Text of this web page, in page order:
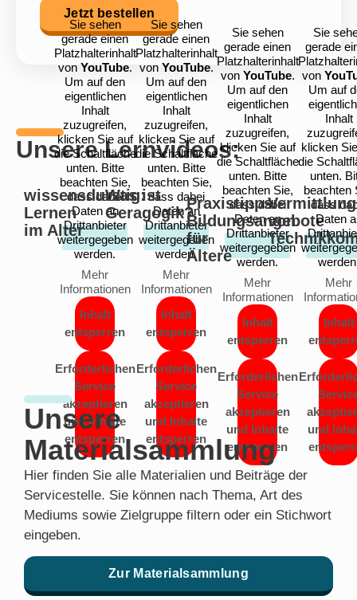
Jetzt bestellen
Unsere Lernvideos:
Sie sehen
gerade einen
Platzhalterinhalt
von YouTube.
Um auf den
eigentlichen
Inhalt
zuzugreifen,
klicken Sie auf
die Schaltfläche
unten. Bitte
beachten Sie,
dass dabei
Daten an
Drittanbieter
weitergegeben
werden.
Mehr
Informationen
Inhalt
entsperren
Erforderlichen
Service
akzeptieren
und Inhalte
entsperren
wissensdurstig:
Lernen
im Alter
Sie sehen
gerade einen
Platzhalterinhalt
von YouTube.
Um auf den
eigentlichen
Inhalt
zuzugreifen,
klicken Sie auf
die Schaltfläche
unten. Bitte
beachten Sie,
dass dabei
Daten an
Drittanbieter
weitergegeben
werden.
Mehr
Informationen
Inhalt
entsperren
Erforderlichen
Service
akzeptieren
und Inhalte
entsperren
Was ist
Geragogik?
Sie sehen
gerade einen
Platzhalterinhalt
von YouTube.
Um auf den
eigentlichen
Inhalt
zuzugreifen,
klicken Sie auf
die Schaltfläche
unten. Bitte
beachten Sie,
dass dabei
Daten an
Drittanbieter
weitergegeben
werden.
Mehr
Informationen
Inhalt
entsperren
Erforderlichen
Service
akzeptieren
und Inhalte
entsperren
Praxistipps:
Bildungsangebote
für
Ältere
Sie
gerade
von
Um auf
Inhalt
klicken
die
unten.
beachten
dass
Daten
Mehr
Inhalt
und
Vermittlung
von
Unsere
Materialsammlung
Hier finden Sie alle Materialien und Beiträge der
Servicestelle. Sie können nach Thema, Art des
Mediums sowie Zielgruppe filtern oder ein Stichwort
eingeben.
Zur Materialsammlung